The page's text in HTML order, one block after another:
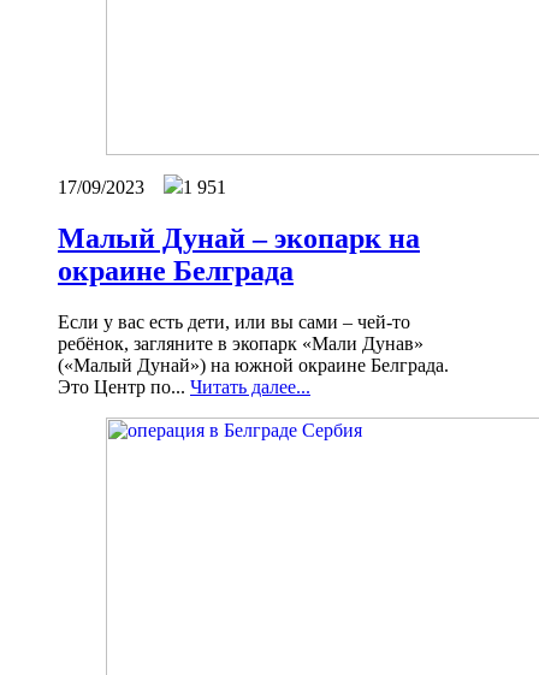
17/09/2023 1 951
Малый Дунай – экопарк на
окраине Белграда
Если у вас есть дети, или вы сами – чей-то
ребёнок, загляните в экопарк «Мали Дунав»
(«Малый Дунай») на южной окраине Белграда.
Это Центр по... Читать далее...